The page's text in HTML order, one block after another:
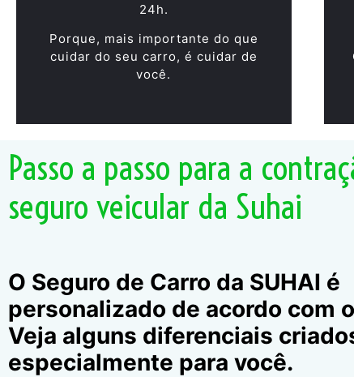
24h.
Porque, mais importante do que
cuidar do seu carro, é cuidar de
você.
Passo a passo para a
seguro veicular da Suhai
O Seguro de Carro da SUHAI é
personalizado de acordo com
Veja alguns diferenciais
especialmente para você.